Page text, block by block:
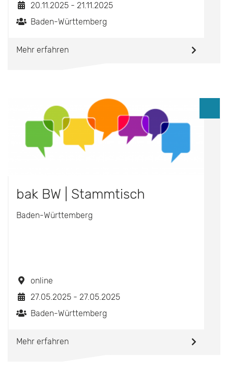
20.11.2025 - 21.11.2025
Baden-Württemberg
Mehr erfahren
bak BW | Stammtisch
Baden-Württemberg
online
27.05.2025 - 27.05.2025
Baden-Württemberg
Mehr erfahren